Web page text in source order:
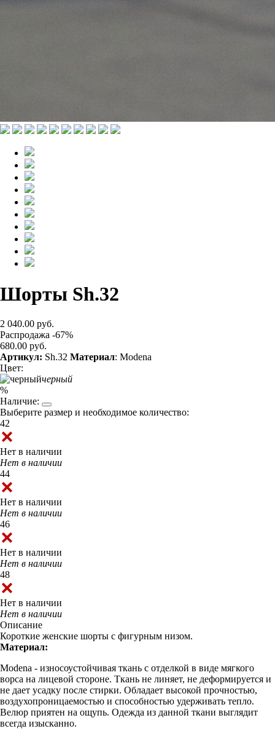
Шорты Sh.32
2 040.00 руб.
Распродажа -67%
680.00 руб.
Артикул: Sh.32 Материал: Modena
Цвет:
черный
%
Наличие:
Выберите размер и необходимое количество:
42
Нет в наличии
Нет в наличии
44
Нет в наличии
Нет в наличии
46
Нет в наличии
Нет в наличии
48
Нет в наличии
Нет в наличии
Описание
Короткие женские шорты с фигурным низом.
Материал:
Modena - износоустойчивая ткань с отделкой в виде мягкого
ворса на лицевой стороне. Ткань не линяет, не деформируется и
не дает усадку после стирки. Обладает высокой прочностью,
воздухопроницаемостью и способностью удерживать тепло.
Велюр приятен на ощупь. Одежда из данной ткани выглядит
всегда изысканно.